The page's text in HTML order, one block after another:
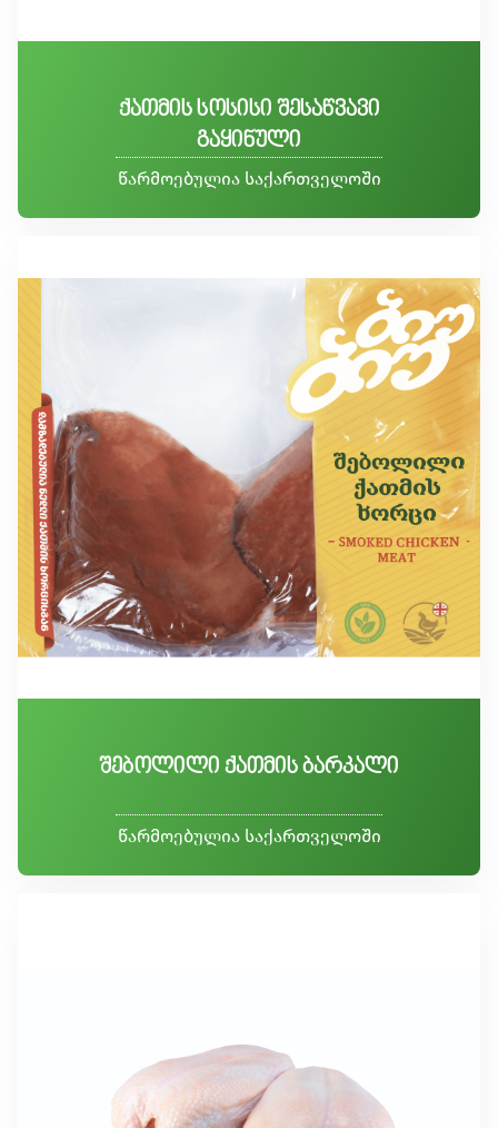
ქათმის სოსისი შესაწვავი
გაყინული
წარმოებულია საქართველოში
შებოლილი ქათმის ბარკალი
წარმოებულია საქართველოში